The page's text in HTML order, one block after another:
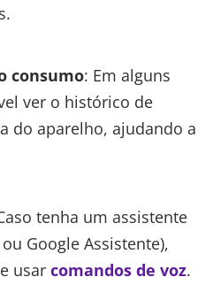
consumo: Em alguns
ver o histórico de
do aparelho, ajudando a
tenha um assistente
Google Assistente),
usar comandos de voz.